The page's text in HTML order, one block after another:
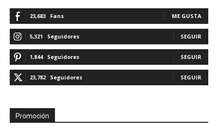
23,683 Fans ME GUSTA
5,321 Seguidores SEGUIR
1,844 Seguidores SEGUIR
23,782 Seguidores SEGUIR
Promoción